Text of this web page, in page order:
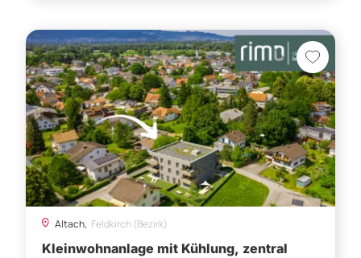
Altach, Feldkirch (Bezirk)
Kleinwohnanlage mit Kühlung, zentral